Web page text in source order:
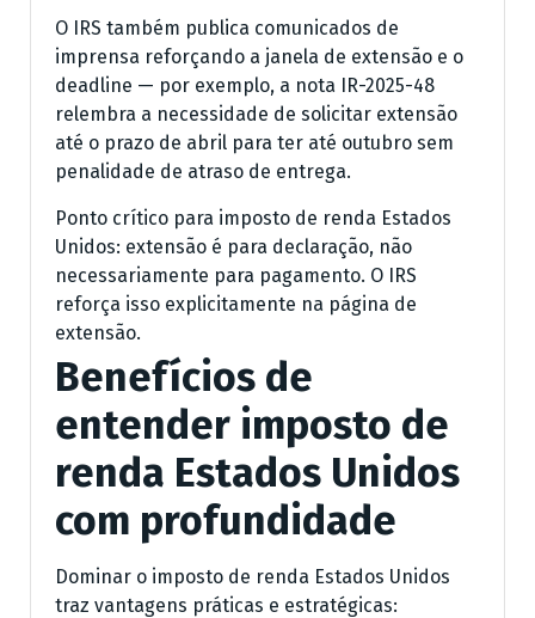
O IRS também publica comunicados de
imprensa reforçando a janela de extensão e o
deadline — por exemplo, a nota IR-2025-48
relembra a necessidade de solicitar extensão
até o prazo de abril para ter até outubro sem
penalidade de atraso de entrega.
Ponto crítico para imposto de renda Estados
Unidos: extensão é para declaração, não
necessariamente para pagamento. O IRS
reforça isso explicitamente na página de
extensão.
Benefícios de
entender imposto de
renda Estados Unidos
com profundidade
Dominar o imposto de renda Estados Unidos
traz vantagens práticas e estratégicas: